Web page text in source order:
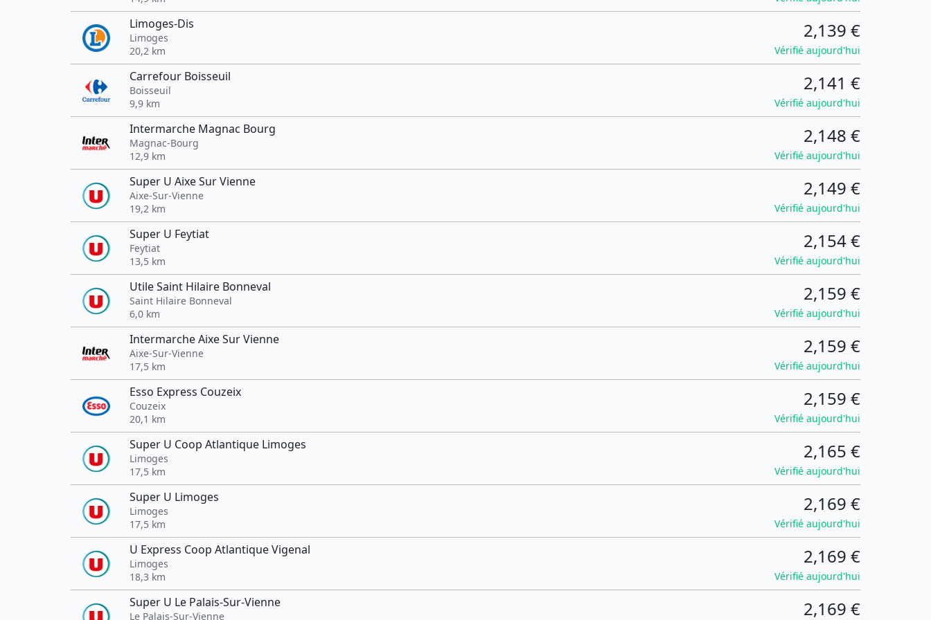
Limoges-Dis
Limoges
20,2 km
2,139 €
Vérifié aujourd'hui
Carrefour Boisseuil
Boisseuil
9,9 km
2,141 €
Vérifié aujourd'hui
Intermarche Magnac Bourg
Magnac-Bourg
12,9 km
2,148 €
Vérifié aujourd'hui
Super U Aixe Sur Vienne
Aixe-Sur-Vienne
19,2 km
2,149 €
Vérifié aujourd'hui
Super U Feytiat
Feytiat
13,5 km
2,154 €
Vérifié aujourd'hui
Utile Saint Hilaire Bonneval
Saint Hilaire Bonneval
6,0 km
2,159 €
Vérifié aujourd'hui
Intermarche Aixe Sur Vienne
Aixe-Sur-Vienne
17,5 km
2,159 €
Vérifié aujourd'hui
Esso Express Couzeix
Couzeix
20,1 km
2,159 €
Vérifié aujourd'hui
Super U Coop Atlantique Limoges
Limoges
17,5 km
2,165 €
Vérifié aujourd'hui
Super U Limoges
Limoges
17,5 km
2,169 €
Vérifié aujourd'hui
U Express Coop Atlantique Vigenal
Limoges
18,3 km
2,169 €
Vérifié aujourd'hui
Super U Le Palais-Sur-Vienne
Le Palais-Sur-Vienne
2,169 €